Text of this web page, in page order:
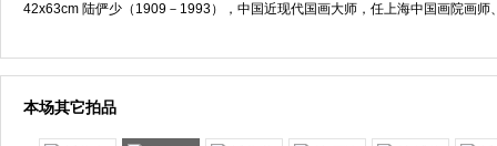
42x63cm 陆俨少（1909－1993），中国近现代国画大师，任上海中国画院画师
本场其它拍品